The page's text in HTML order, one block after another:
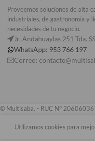
Proveemos soluciones de alta
industriales, de gastronomía y
necesidades de tu negocio.
Jr. Andahuaylas 251 Tda.
WhatsApp: 953 766 197
Correo:
© Multisaba. - RUC N°
Utilizamos cookies para